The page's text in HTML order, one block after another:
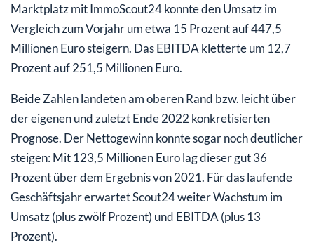
Marktplatz mit ImmoScout24 konnte den Umsatz im
Vergleich zum Vorjahr um etwa 15 Prozent auf 447,5
Millionen Euro steigern. Das EBITDA kletterte um 12,7
Prozent auf 251,5 Millionen Euro.
Beide Zahlen landeten am oberen Rand bzw. leicht über
der eigenen und zuletzt Ende 2022 konkretisierten
Prognose. Der Nettogewinn konnte sogar noch deutlicher
steigen: Mit 123,5 Millionen Euro lag dieser gut 36
Prozent über dem Ergebnis von 2021. Für das laufende
Geschäftsjahr erwartet Scout24 weiter Wachstum im
Umsatz (plus zwölf Prozent) und EBITDA (plus 13
Prozent).